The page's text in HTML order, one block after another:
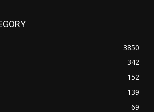
3850
342
152
139
69